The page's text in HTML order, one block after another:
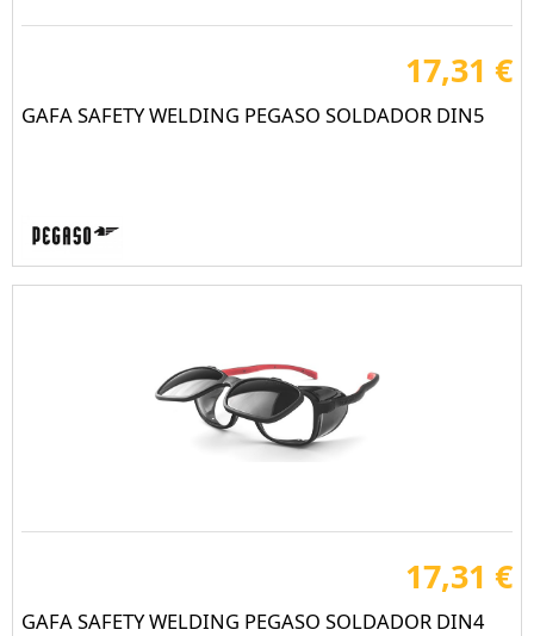
17,31 €
GAFA SAFETY WELDING PEGASO SOLDADOR DIN5
17,31 €
GAFA SAFETY WELDING PEGASO SOLDADOR DIN4